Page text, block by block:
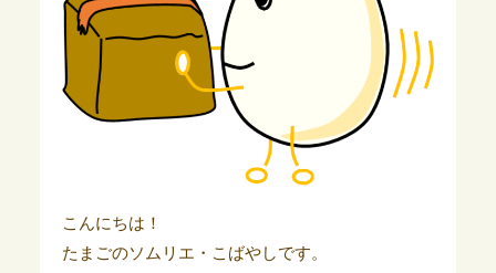
こんにちは！
たまごのソムリエ・こばやしです。